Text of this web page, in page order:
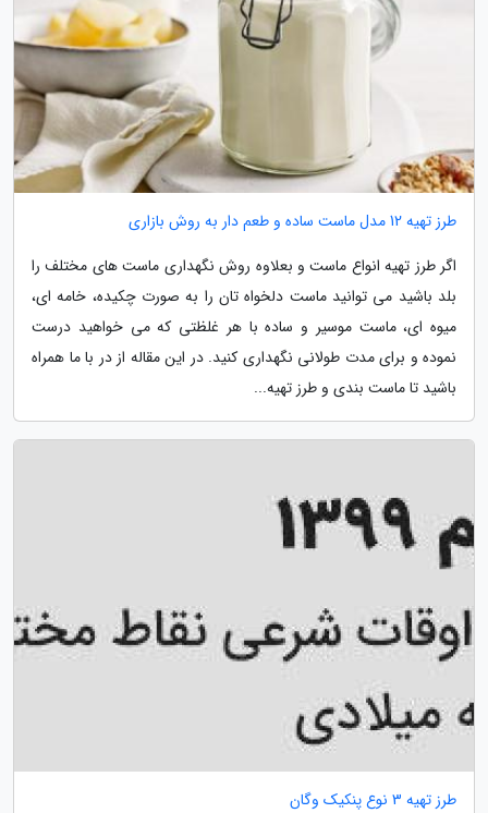
طرز تهیه 12 مدل ماست ساده و طعم دار به روش بازاری
اگر طرز تهیه انواع ماست و بعلاوه روش نگهداری ماست های مختلف را
بلد باشید می توانید ماست دلخواه تان را به صورت چکیده، خامه ای،
میوه ای، ماست موسیر و ساده با هر غلظتی که می خواهید درست
نموده و برای مدت طولانی نگهداری کنید. در این مقاله از در با ما همراه
باشید تا ماست بندی و طرز تهیه...
طرز تهیه 3 نوع پنکیک وگان